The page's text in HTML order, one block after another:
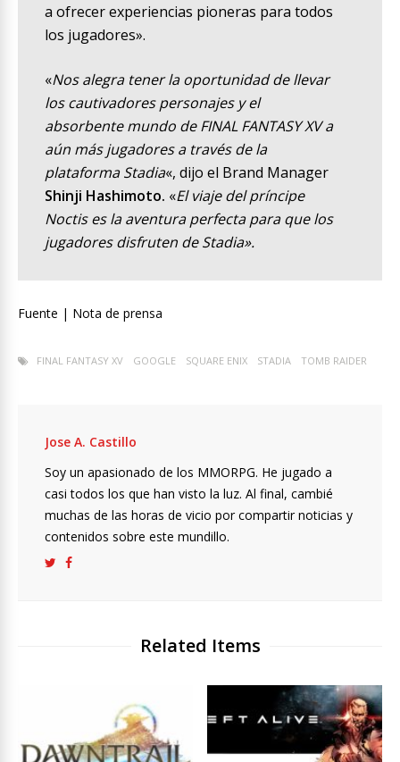
a ofrecer experiencias pioneras para todos
los jugadores».
«Nos alegra tener la oportunidad de llevar
los cautivadores personajes y el
absorbente mundo de FINAL FANTASY XV a
aún más jugadores a través de la
plataforma Stadia«, dijo el Brand Manager
Shinji Hashimoto. «El viaje del príncipe
Noctis es la aventura perfecta para que los
jugadores disfruten de Stadia».
Fuente | Nota de prensa
FINAL FANTASY XV GOOGLE SQUARE ENIX STADIA TOMB RAIDER
Jose A. Castillo
Soy un apasionado de los MMORPG. He jugado a
casi todos los que han visto la luz. Al final, cambié
muchas de las horas de vicio por compartir noticias y
contenidos sobre este mundillo.
Related Items